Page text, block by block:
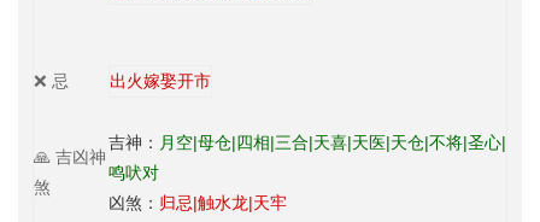
❌ 忌 出火嫁娶开市
🙏 吉凶神
煞
吉神： 月空|母仓|四相|三合|天喜|天医|天仓|不将|圣心|
鸣吠对
凶煞： 归忌|触水龙|天牢